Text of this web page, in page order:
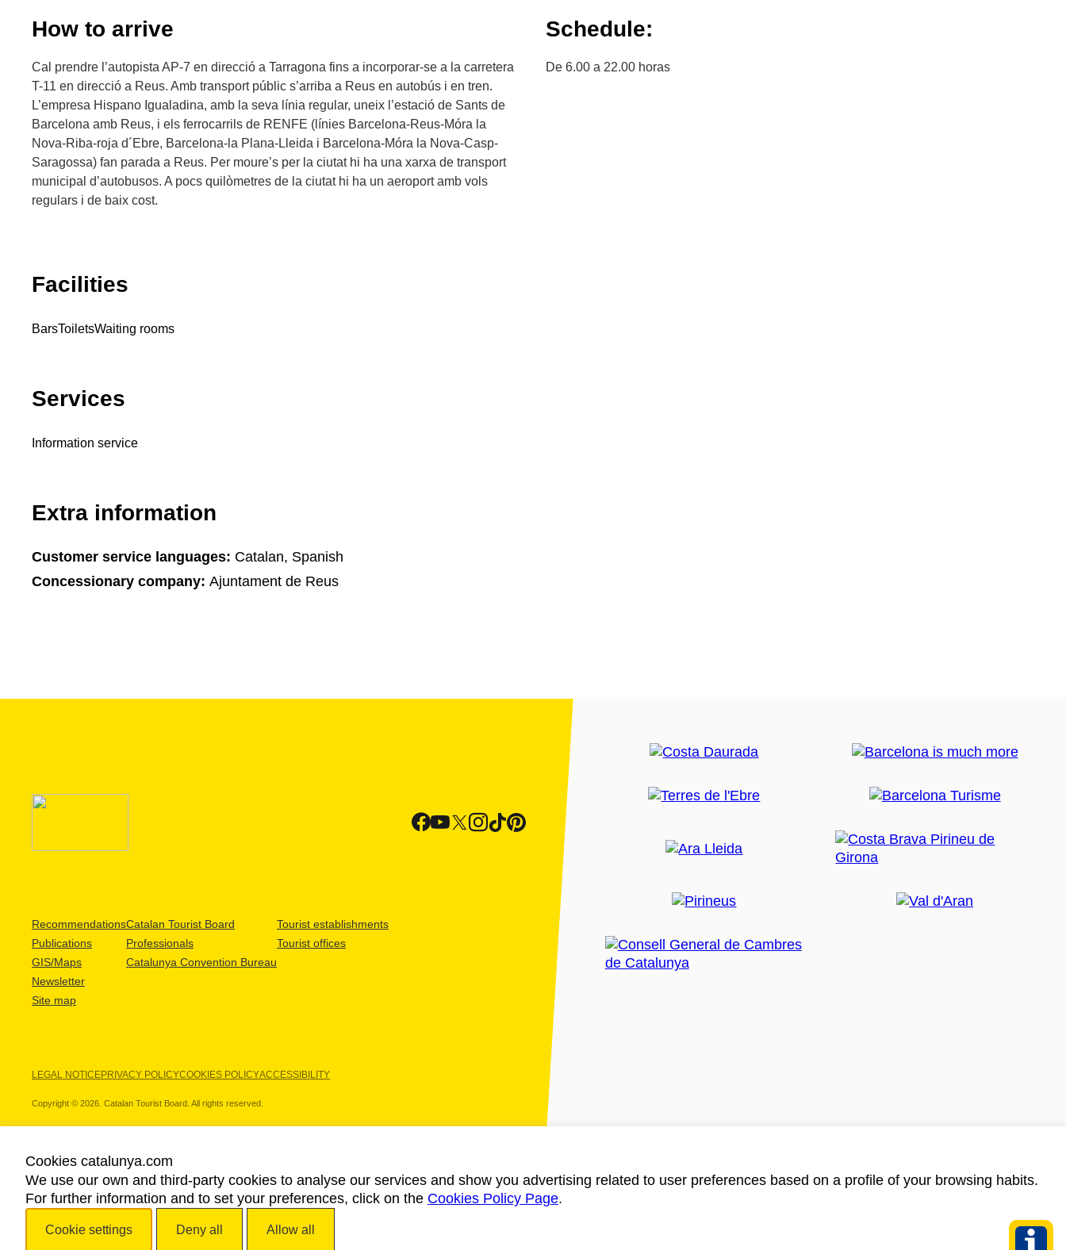
How to arrive
Cal prendre l’autopista AP-7 en direcció a Tarragona fins a incorporar-se a la carretera
T-11 en direcció a Reus. Amb transport públic s’arriba a Reus en autobús i en tren.
L’empresa Hispano Igualadina, amb la seva línia regular, uneix l’estació de Sants de
Barcelona amb Reus, i els ferrocarrils de RENFE (línies Barcelona-Reus-Móra la
Nova-Riba-roja d´Ebre, Barcelona-la Plana-Lleida i Barcelona-Móra la Nova-Casp-
Saragossa) fan parada a Reus. Per moure’s per la ciutat hi ha una xarxa de transport
municipal d’autobusos. A pocs quilòmetres de la ciutat hi ha un aeroport amb vols
regulars i de baix cost.
Schedule:
De 6.00 a 22.00 horas
Facilities
BarsToiletsWaiting rooms
Services
Information service
Extra information
Customer service languages: Catalan, Spanish
Concessionary company: Ajuntament de Reus
Recommendations
Publications
GIS/Maps
Newsletter
Site map
Catalan Tourist Board
Professionals
Catalunya Convention Bureau
Tourist establishments
Tourist offices
LEGAL NOTICEPRIVACY POLICYCOOKIES POLICYACCESSIBILITY
Copyright © 2026. Catalan Tourist Board. All rights reserved.
OUR PARTNERS
Cookies catalunya.com
We use our own and third-party cookies to analyse our services and show you advertising related to user preferences based on a profile of your browsing habits.
For further information and to set your preferences, click on the Cookies Policy Page.
Cookie settings Deny all Allow all